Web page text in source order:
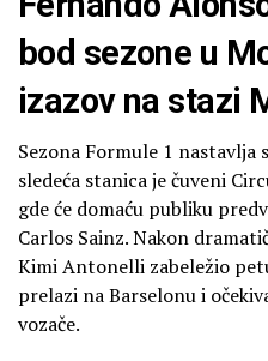
bod sezone u
izazov na stazi
Sezona Formule 1 nastavlja
sledeća stanica je čuveni
gde će domaću publiku
Carlos Sainz. Nakon
Kimi Antonelli zabeležio
prelazi na Barselonu i
vozače.